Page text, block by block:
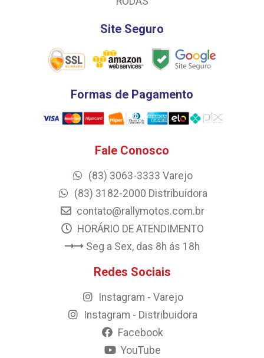
Site Seguro
Formas de Pagamento
Fale Conosco
(83) 3063-3333 Varejo
(83) 3182-2000 Distribuidora
contato@rallymotos.com.br
HORÁRIO DE ATENDIMENTO
Seg a Sex, das 8h ás 18h
Redes Sociais
Instagram - Varejo
Instagram - Distribuidora
Facebook
YouTube